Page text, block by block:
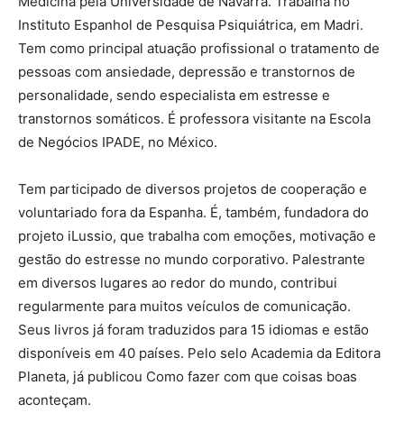
Instituto Espanhol de Pesquisa Psiquiátrica, em Madri.
Tem como principal atuação profissional o tratamento de
pessoas com ansiedade, depressão e transtornos de
personalidade, sendo especialista em estresse e
transtornos somáticos. É professora visitante na Escola
de Negócios IPADE, no México.
Tem participado de diversos projetos de cooperação e
voluntariado fora da Espanha. É, também, fundadora do
projeto iLussio, que trabalha com emoções, motivação e
gestão do estresse no mundo corporativo. Palestrante
em diversos lugares ao redor do mundo, contribui
regularmente para muitos veículos de comunicação.
Seus livros já foram traduzidos para 15 idiomas e estão
disponíveis em 40 países. Pelo selo Academia da Editora
Planeta, já publicou Como fazer com que coisas boas
aconteçam.